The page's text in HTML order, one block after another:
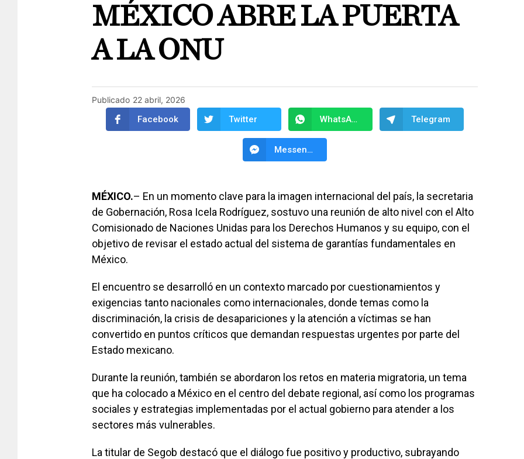
MÉXICO ABRE LA PUERTA
A LA ONU
Publicado 22 abril, 2026
Facebook Twitter WhatsApp Telegram
Messenger
MÉXICO.– En un momento clave para la imagen internacional del país, la secretaria
de Gobernación, Rosa Icela Rodríguez, sostuvo una reunión de alto nivel con el Alto
Comisionado de Naciones Unidas para los Derechos Humanos y su equipo, con el
objetivo de revisar el estado actual del sistema de garantías fundamentales en
México.
El encuentro se desarrolló en un contexto marcado por cuestionamientos y
exigencias tanto nacionales como internacionales, donde temas como la
discriminación, la crisis de desapariciones y la atención a víctimas se han
convertido en puntos críticos que demandan respuestas urgentes por parte del
Estado mexicano.
Durante la reunión, también se abordaron los retos en materia migratoria, un tema
que ha colocado a México en el centro del debate regional, así como los programas
sociales y estrategias implementadas por el actual gobierno para atender a los
sectores más vulnerables.
La titular de Segob destacó que el diálogo fue positivo y productivo, subrayando